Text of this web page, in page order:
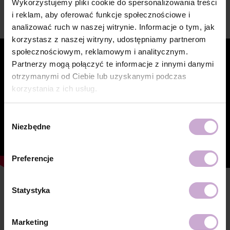
Wykorzystujemy pliki cookie do spersonalizowania treści
i reklam, aby oferować funkcje społecznościowe i
analizować ruch w naszej witrynie. Informacje o tym, jak
korzystasz z naszej witryny, udostępniamy partnerom
społecznościowym, reklamowym i analitycznym.
Partnerzy mogą połączyć te informacje z innymi danymi
otrzymanymi od Ciebie lub uzyskanymi podczas
korzystania z ich usług.
zgody
Niezbędne
Preferencje
Statystyka
Marketing
Wideo
Cechy
HYDROXYPROPYL METHACRYLATE,